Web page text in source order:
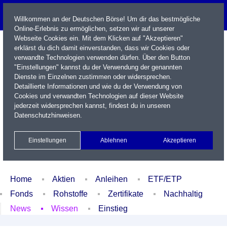
Name / WKN / ISIN / Kürzel
Xetra Realtime
Watchlist Portfolio Login
Home Aktien Anleihen
ETF/ETP
Fonds
Rohstoffe Zertifikate
Nachhaltig
News
Wissen Einstieg
Willkommen an der Deutschen Börse! Um dir das bestmögliche
Online-Erlebnis zu ermöglichen, setzen wir auf unserer
Webseite Cookies ein. Mit dem Klicken auf "Akzeptieren"
erklärst du dich damit einverstanden, dass wir Cookies oder
verwandte Technologien verwenden dürfen. Über den Button
"Einstellungen" kannst du der Verwendung der genannten
Dienste im Einzelnen zustimmen oder widersprechen.
Detaillierte Informationen und wie du der Verwendung von
Cookies und verwandten Technologien auf dieser Website
jederzeit widersprechen kannst, findest du in unseren
Datenschutzhinweisen.
Einstellungen Ablehnen Akzeptieren